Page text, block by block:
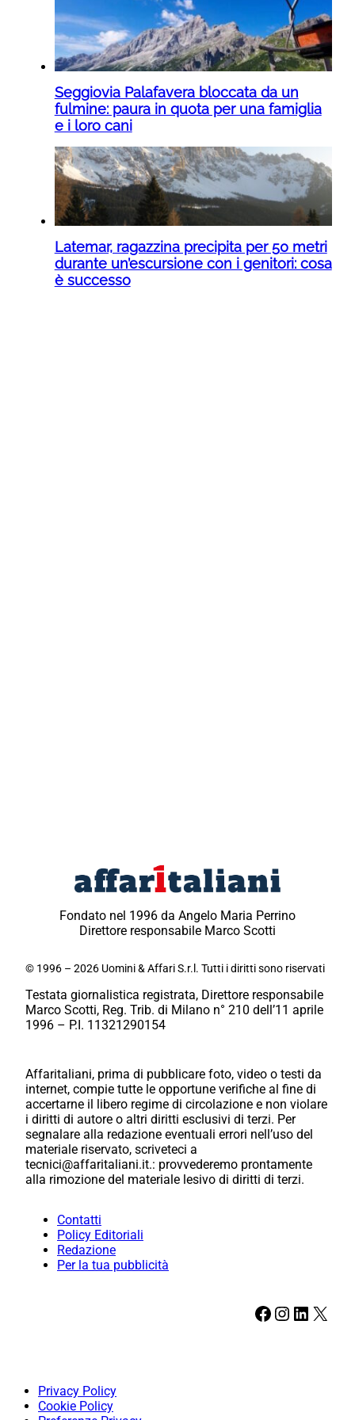
Seggiovia Palafavera bloccata da un
fulmine: paura in quota per una famiglia
e i loro cani
Latemar, ragazzina precipita per 50 metri
durante un’escursione con i genitori: cosa
è successo
Fondato nel 1996 da Angelo Maria Perrino
Direttore responsabile Marco Scotti
© 1996 – 2026 Uomini & Affari S.r.l. Tutti i diritti sono riservati
Testata giornalistica registrata, Direttore responsabile
Marco Scotti, Reg. Trib. di Milano n° 210 dell’11 aprile
1996 – P.I. 11321290154
Affaritaliani, prima di pubblicare foto, video o testi da
internet, compie tutte le opportune verifiche al fine di
accertarne il libero regime di circolazione e non violare
i diritti di autore o altri diritti esclusivi di terzi. Per
segnalare alla redazione eventuali errori nell’uso del
materiale riservato, scriveteci a
tecnici@affaritaliani.it.: provvederemo prontamente
alla rimozione del materiale lesivo di diritti di terzi.
Contatti
Policy Editoriali
Redazione
Per la tua pubblicità
Facebook Instagram LinkedIn X
Privacy Policy
Cookie Policy